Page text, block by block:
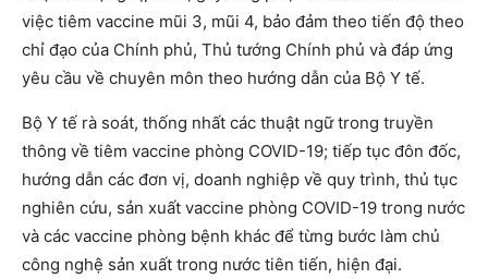
việc tiêm vaccine mũi 3, mũi 4, bảo đảm theo tiến độ theo
chỉ đạo của Chính phủ, Thủ tướng Chính phủ và đáp ứng
yêu cầu về chuyên môn theo hướng dẫn của Bộ Y tế.
Bộ Y tế rà soát, thống nhất các thuật ngữ trong truyền
thông về tiêm vaccine phòng COVID-19; tiếp tục đôn đốc,
hướng dẫn các đơn vị, doanh nghiệp về quy trình, thủ tục
nghiên cứu, sản xuất vaccine phòng COVID-19 trong nước
và các vaccine phòng bệnh khác để từng bước làm chủ
công nghệ sản xuất trong nước tiên tiến, hiện đại.